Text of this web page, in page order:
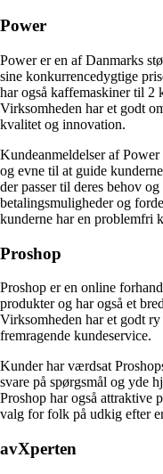
Power
Power er en af Danmarks
sine konkurrencedygtige
har også kaffemaskiner til 2
Virksomheden har et godt
kvalitet og innovation.
Kundeanmeldelser af
og evne til at guide
der passer til deres behov
betalingsmuligheder og
kunderne har en problemfri
Proshop
Proshop er en online
produkter og har også et
Virksomheden har et godt
fremragende kundeservice.
Kunder har værdsat
svare på spørgsmål og yde
Proshop har også attraktive
valg for folk på udkig efter
avXperten